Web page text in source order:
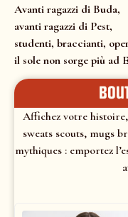
Avanti ragazzi di Buda,
avanti ragazzi di Pest,
studenti, braccianti,
il sole non sorge più ad
Affichez votre
sweats scouts, mugs
mythiques : emportez